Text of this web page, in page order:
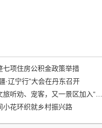
七项住房公积金政策举措
·辽宁行”大会在丹东召开
小花环织就乡村振兴路